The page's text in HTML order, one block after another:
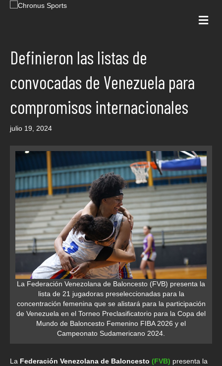
Definieron las listas de
convocadas de Venezuela para
compromisos internacionales
julio 19, 2024
La Federación Venezolana de Baloncesto (FVB) presenta la
lista de 21 jugadoras preseleccionadas para la
concentración femenina que se alistará para la participación
de Venezuela en el Torneo Preclasificatorio para la Copa del
Mundo de Baloncesto Femenino FIBA 2026 y el
Campeonato Sudamericano 2024.
La Federación Venezolana de Baloncesto (FVB) presenta la